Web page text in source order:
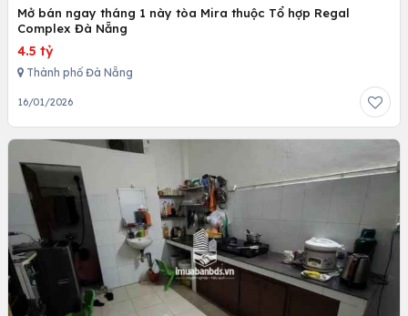
Mở bán ngay tháng 1 này tòa Mira thuộc Tổ hợp Regal
Complex Đà Nẵng
4.5 tỷ
Thành phố Đà Nẵng
16/01/2026